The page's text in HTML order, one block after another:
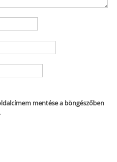
mentése a böngészőben